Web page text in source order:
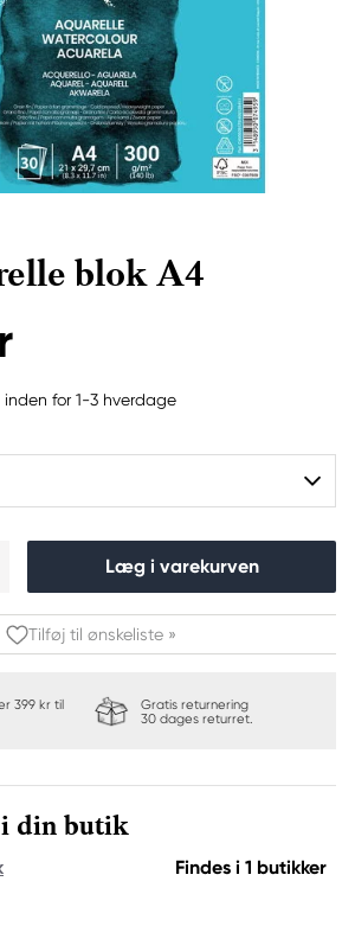
blok A4
inden for 1-3 hverdage
Læg i varekurven
Tilføj til ønskeliste »
399 kr til
Gratis returnering
30 dages returret.
din butik
Findes i 1 butikker